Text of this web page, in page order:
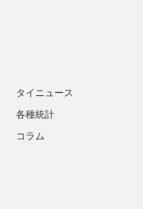
タイニュース
各種統計
コラム